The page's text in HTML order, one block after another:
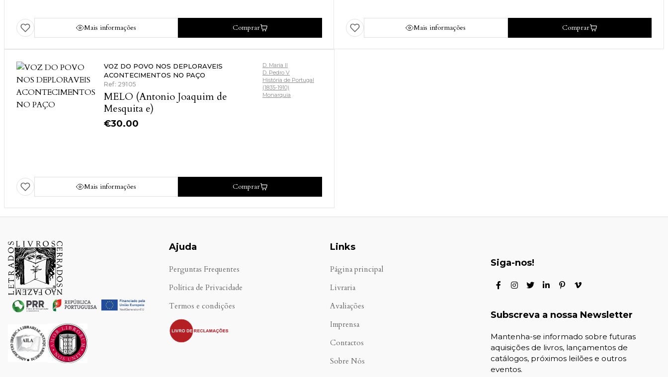
Mais informações Comprar Mais informações Comprar
VOZ DO POVO NOS DEPLORAVEIS
ACONTECIMENTOS NO PAÇO
Ref: 29105
MELO (Antonio Joaquim de
Mesquita e)
€30.00
D. Maria II
D. Pedro V
História de Portugal
(1835-1910)
Monarquia
Mais informações Comprar
Ajuda
Perguntas Frequentes
Política de Privacidade
Termos e condições
.
Links
Página principal
Livraria
Avaliações
Imprensa
Contactos
Sobre Nós
Siga-nos!
Subscreva a nossa Newsletter
Mantenha-se informado sobre futuras
aquisições de livros, lançamentos de
catálogos, próximos leilões e outros
eventos.